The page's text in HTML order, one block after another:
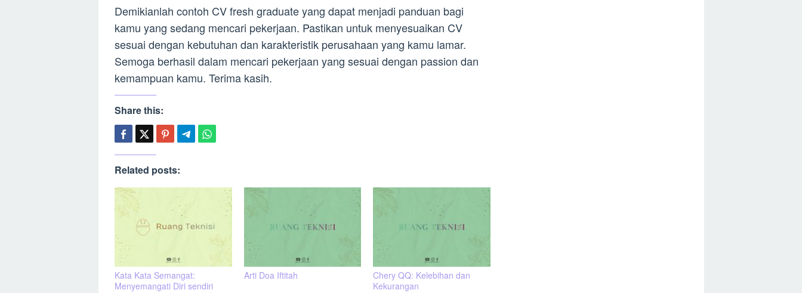
Demikianlah contoh CV fresh graduate yang dapat menjadi panduan bagi
kamu yang sedang mencari pekerjaan. Pastikan untuk menyesuaikan CV
sesuai dengan kebutuhan dan karakteristik perusahaan yang kamu lamar.
Semoga berhasil dalam mencari pekerjaan yang sesuai dengan passion dan
kemampuan kamu. Terima kasih.
Share this:
Related posts:
Kata Kata Semangat:
Menyemangati Diri sendiri
Arti Doa Iftitah
Chery QQ: Kelebihan dan
Kekurangan